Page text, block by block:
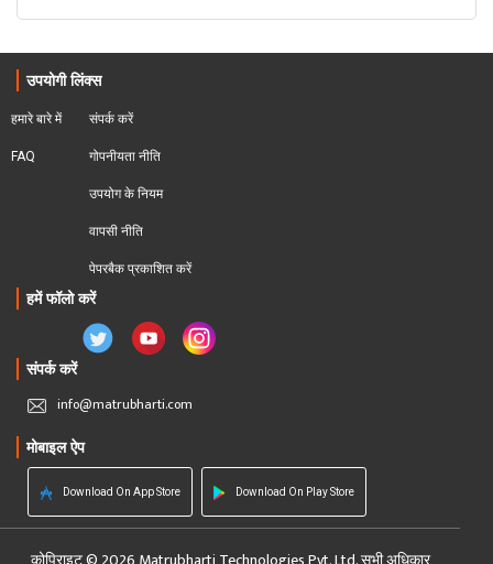
उपयोगी लिंक्स
हमारे बारे में
FAQ
संपर्क करें
गोपनीयता नीति
उपयोग के नियम
वापसी नीति
पेपरबैक प्रकाशित करें
हमें फॉलो करें
संपर्क करें
info@matrubharti.com
मोबाइल ऐप
Download On App Store Download On Play Store